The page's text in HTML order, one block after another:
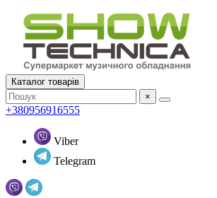
Каталог товарів
×
+380956916555
Viber
Telegram